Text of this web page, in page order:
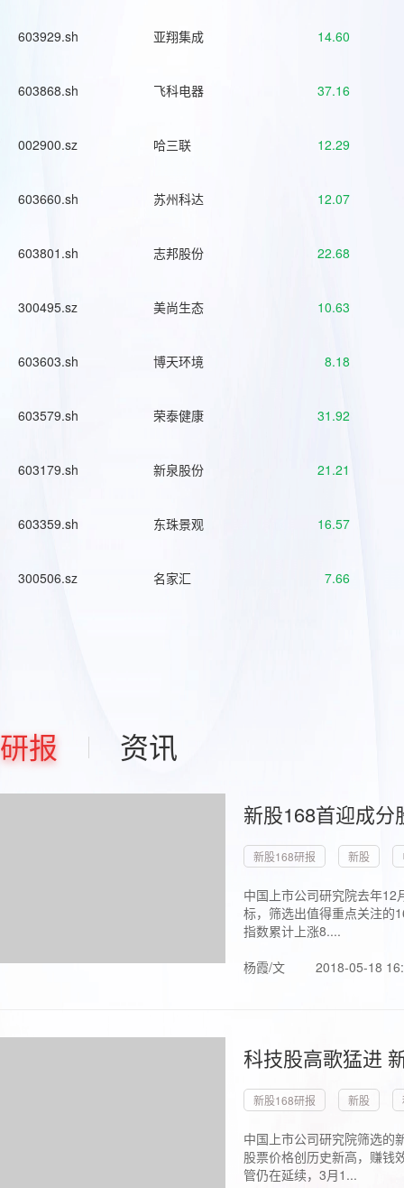
603929.sh 亚翔集成 14.60
603868.sh 飞科电器 37.16
002900.sz 哈三联 12.29
603660.sh 苏州科达 12.07
603801.sh 志邦股份 22.68
300495.sz 美尚生态 10.63
603603.sh 博天环境 8.18
603579.sh 荣泰健康 31.92
603179.sh 新泉股份 21.21
603359.sh 东珠景观 16.57
300506.sz 名家汇 7.66
研报 资讯
新股168首迎成
新股168研报 新股
中国上市公司研究院去年
标，筛选出值得重点关注的
指数累计上涨8....
杨霞/文
2018-05-18
科技股高歌猛进
新股168研报 新股
中国上市公司研究院筛选的
股票价格创历史新高，赚钱
管仍在延续，3月1...